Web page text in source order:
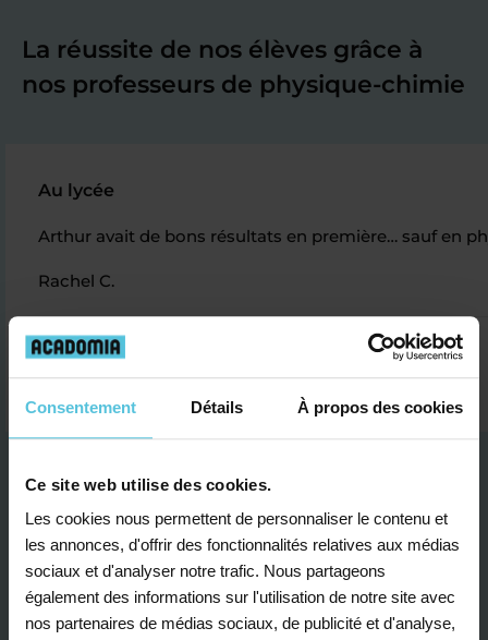
Consentement Détails À propos des cookies
Ce site web utilise des cookies.
Les cookies nous permettent de personnaliser le contenu et
les annonces, d'offrir des fonctionnalités relatives aux médias
sociaux et d'analyser notre trafic. Nous partageons
également des informations sur l'utilisation de notre site avec
nos partenaires de médias sociaux, de publicité et d'analyse,
La réussite de nos élèves grâce à
nos professeurs de physique-chimie
Au lycée
Arthur avait de bons résultats en première… sauf en
Rachel C.
Je contacte un conseiller